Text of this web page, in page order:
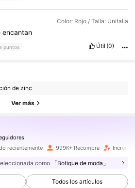
Color: Rojo / Talla: Unitalla
encantan
puntos Útil (0)
de zinc
Ver más
2 horas
recientemente 999K+ Recompra
como 「Botique de moda」
Todos los artículos